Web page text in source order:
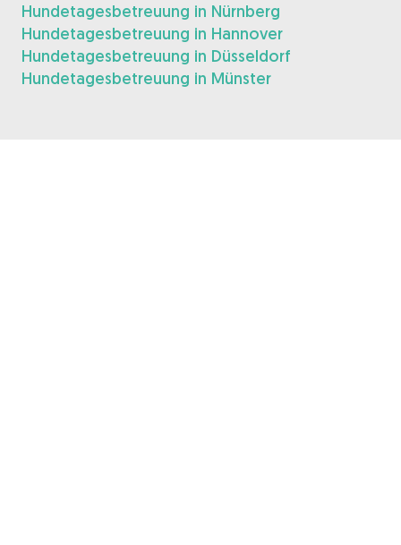
Hundetagesbetreuung in Nürnberg
Hundetagesbetreuung in Hannover
Hundetagesbetreuung in Düsseldorf
Hundetagesbetreuung in Münster